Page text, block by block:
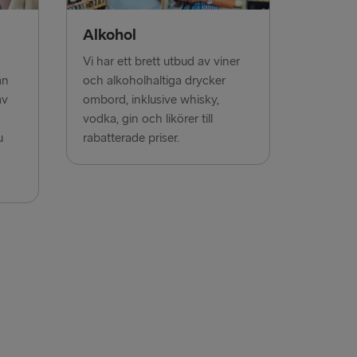
→ Harwich
Alkohol
Vi har ett brett utbud av viner
och alkoholhaltiga drycker
ombord, inklusive whisky,
vodka, gin och likörer till
rabatterade priser.